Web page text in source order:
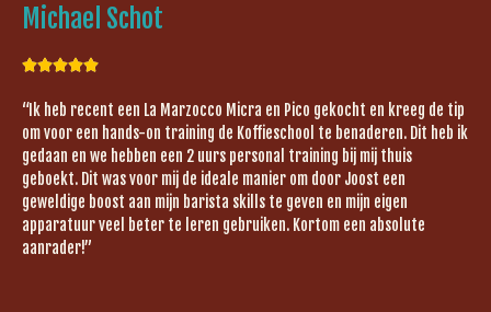
Michael Schot

“Ik heb recent een La Marzocco Micra en Pico gekocht en kreeg de tip
om voor een hands-on training de Koffieschool te benaderen. Dit heb ik
gedaan en we hebben een 2 uurs personal training bij mij thuis
geboekt. Dit was voor mij de ideale manier om door Joost een
geweldige boost aan mijn barista skills te geven en mijn eigen
apparatuur veel beter te leren gebruiken. Kortom een absolute
aanrader!”